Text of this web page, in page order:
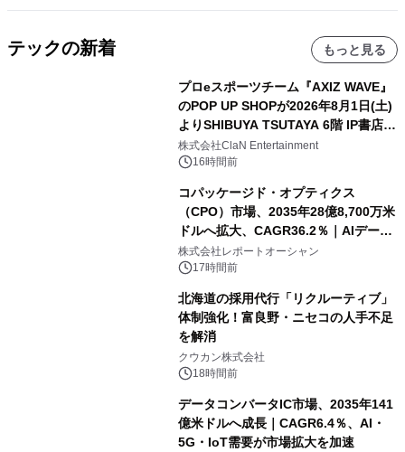
テックの新着 もっと見る
プロeスポーツチーム『AXIZ WAVE』
のPOP UP SHOPが2026年8月1日(土)
よりSHIBUYA TSUTAYA 6階 IP書店で
開催決定！！
株式会社ClaN Entertainment
16時間前
コパッケージド・オプティクス
（CPO）市場、2035年28億8,700万米
ドルへ拡大、CAGR36.2％｜AIデータ
センター・高速光通信需要が成長を加
速
株式会社レポートオーシャン
17時間前
北海道の採用代行「リクルーティブ」
体制強化！富良野・ニセコの人手不足
を解消
クウカン株式会社
18時間前
データコンバータIC市場、2035年141
億米ドルへ成長｜CAGR6.4％、AI・
5G・IoT需要が市場拡大を加速